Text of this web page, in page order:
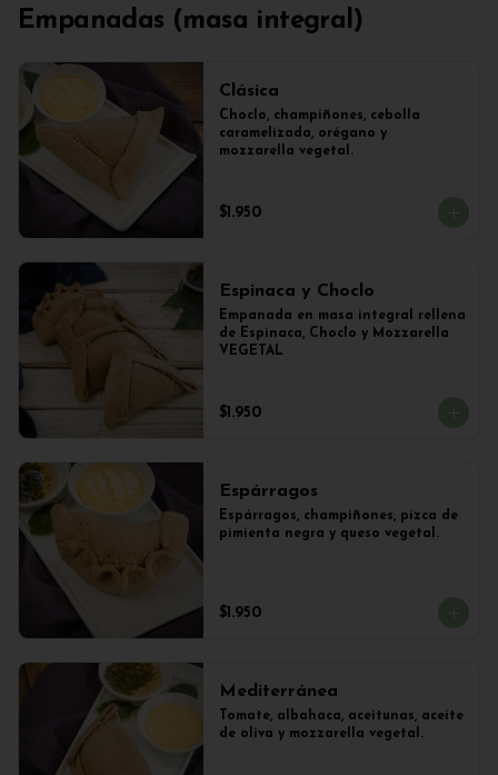
Empanadas (masa integral)
Clásica
Choclo, champiñones, cebolla
caramelizada, orégano y
mozzarella vegetal.
$1.950
Espinaca y Choclo
Empanada en masa integral rellena
de Espinaca, Choclo y Mozzarella
VEGETAL
$1.950
Espárragos
Espárragos, champiñones, pizca de
pimienta negra y queso vegetal.
$1.950
Mediterránea
Tomate, albahaca, aceitunas, aceite
de oliva y mozzarella vegetal.